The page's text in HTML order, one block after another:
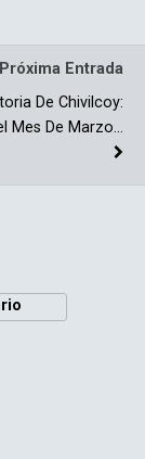
Próxima Entrada
De Chivilcoy:
Mes De Marzo…